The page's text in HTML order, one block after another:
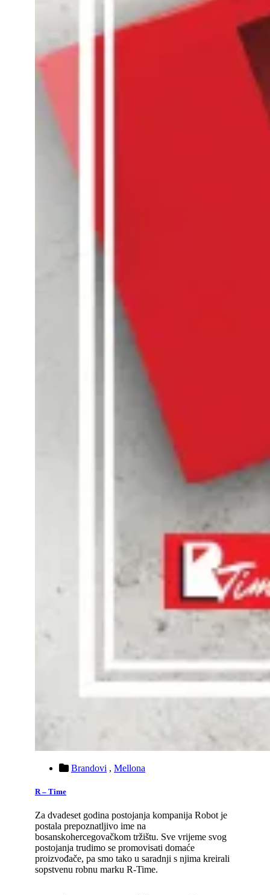
Brandovi , Mellona
R – Time
Za dvadeset godina postojanja kompanija Robot je
postala prepoznatljivo ime na
bosanskohercegovačkom tržištu. Sve vrijeme svog
postojanja trudimo se promovisati domaće
proizvođače, pa smo tako u saradnji s njima kreirali
sopstvenu robnu marku R-Time.